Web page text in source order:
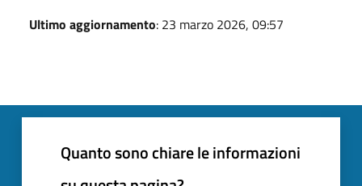
Ultimo aggiornamento: 23 marzo 2026, 09:57
Quanto sono chiare le informazioni